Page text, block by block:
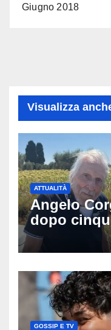
Giugno 2018
Visualizza
ATTUALITÀ
Angelo
dopo
ricerche: il
GOSSIP E TV